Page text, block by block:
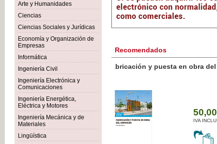
Arte y Humanidades
Ciencias
Ciencias Sociales y Jurídicas
Economía y Organización de
Empresas
Informática
Ingeniería Civil
Ingeniería Electrónica y
Comunicaciones
Ingeniería Energética,
Eléctrica y Motores
Ingeniería Mecánica y de
Materiales
Lingüística
Recomendados
Botánica Agroalimentaria
IVA